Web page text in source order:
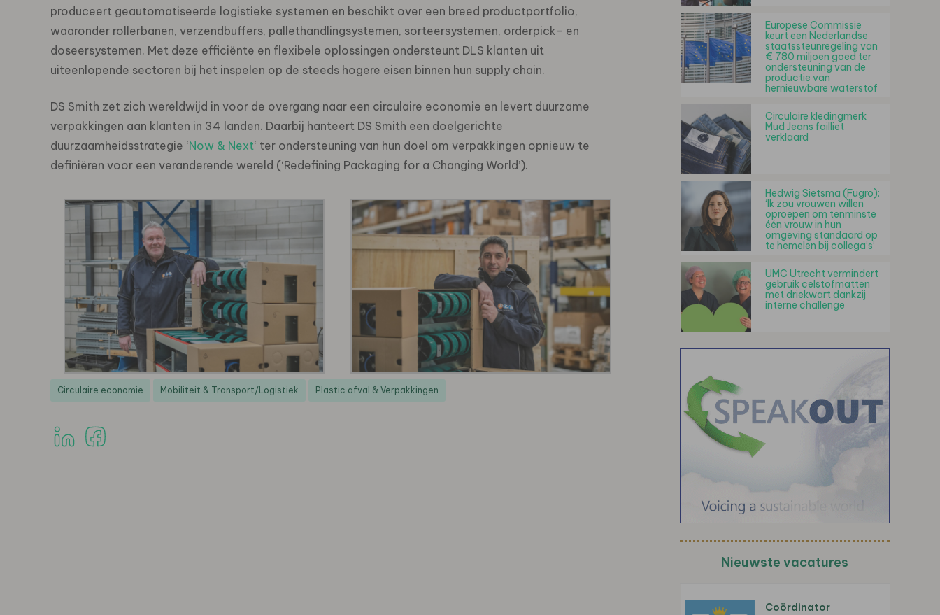
produceert geautomatiseerde logistieke systemen en beschikt over een breed productportfolio,
waaronder rollerbanen, verzendbuffers, pallethandlingsystemen, sorteersystemen, orderpick- en
doseersystemen. Met deze efficiënte en flexibele oplossingen ondersteunt DLS klanten uit
uiteenlopende sectoren bij het inspelen op de steeds hogere eisen binnen hun supply chain.
DS Smith zet zich wereldwijd in voor de overgang naar een circulaire economie en levert duurzame
verpakkingen aan klanten in 34 landen. Daarbij hanteert DS Smith een doelgerichte
duurzaamheidsstrategie ‘Now & Next‘ ter ondersteuning van hun doel om verpakkingen opnieuw te
definiëren voor een veranderende wereld (‘Redefining Packaging for a Changing World’).
Circulaire economie Mobiliteit & Transport/Logistiek Plastic afval & Verpakkingen
Europese Commissie
keurt een Nederlandse
staatssteunregeling van
€ 780 miljoen goed ter
ondersteuning van de
productie van
hernieuwbare waterstof
Circulaire kledingmerk
Mud Jeans failliet
verklaard
Hedwig Sietsma (Fugro):
‘Ik zou vrouwen willen
oproepen om tenminste
één vrouw in hun
omgeving standaard op
te hemelen bij collega’s’
UMC Utrecht vermindert
gebruik celstofmatten
met driekwart dankzij
interne challenge
Nieuwste vacatures
Coördinator